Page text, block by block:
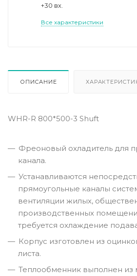
+30 вх.
Все характеристики
ОПИСАНИЕ
WHR-R 800*500-3 Shuft
Фреоновый охладитель для
канала.
Устанавливаются
прямоугольные каналы
вентиляции жилых,
производственных
требуется охлаждение
Корпус изготовлен из
листа.
Теплообменник выполнен из